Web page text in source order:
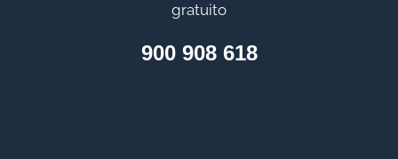
gratuito
900 908 618